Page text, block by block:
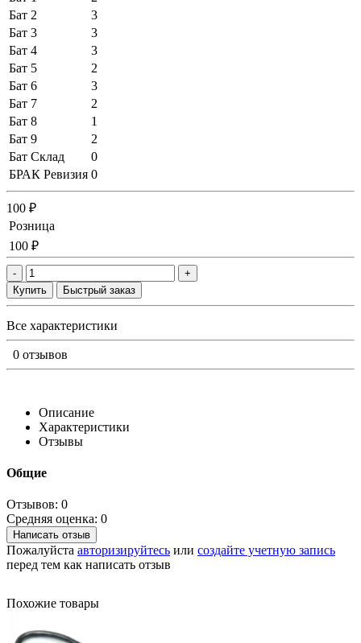
Бат 2
3
Бат 3
3
Бат 4
3
Бат 5
2
Бат 6
3
Бат 7
2
Бат 8
1
Бат 9
2
Бат Склад
0
БРАК Ревизия 0
100 ₽
Розница
100 ₽
-
+
Купить
Быстрый заказ
Все характеристики
0 отзывов
Описание
Характеристики
Отзывы
Общие
Отзывов: 0
Средняя оценка: 0
Написать отзыв
Пожалуйста авторизируйтесь или создайте учетную запись
перед тем как написать отзыв
Похожие товары